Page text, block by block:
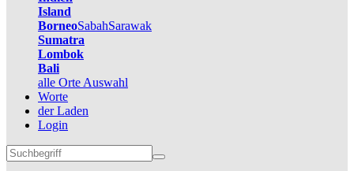
Island
BorneoSabahSarawak
Sumatra
Lombok
Bali
alle Orte Auswahl
Worte
der Laden
Login